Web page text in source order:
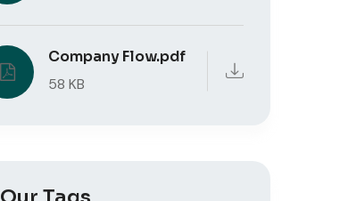
Company Flow.pdf
58 KB